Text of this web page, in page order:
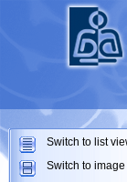
Switch to list
Switch to